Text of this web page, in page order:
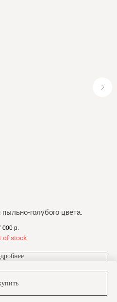
голубого цвета.
000 р.
of stock